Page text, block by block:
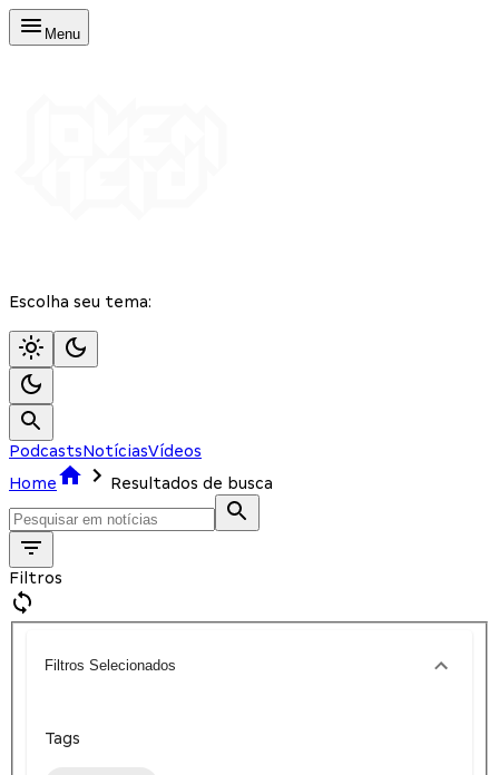
Menu
Escolha seu tema:
PodcastsNotíciasVídeos
Home
Resultados de busca
Filtros
Filtros Selecionados
Tags